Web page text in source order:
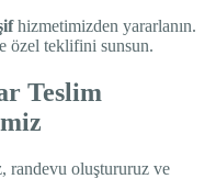
hizmetimizden yararlanın.
özel teklifini sunsun.
Teslim
randevu oluştururuz ve